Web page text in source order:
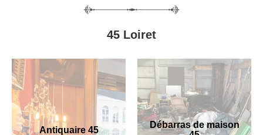
45 Loiret
Antiquaire 45
Débarras de maison